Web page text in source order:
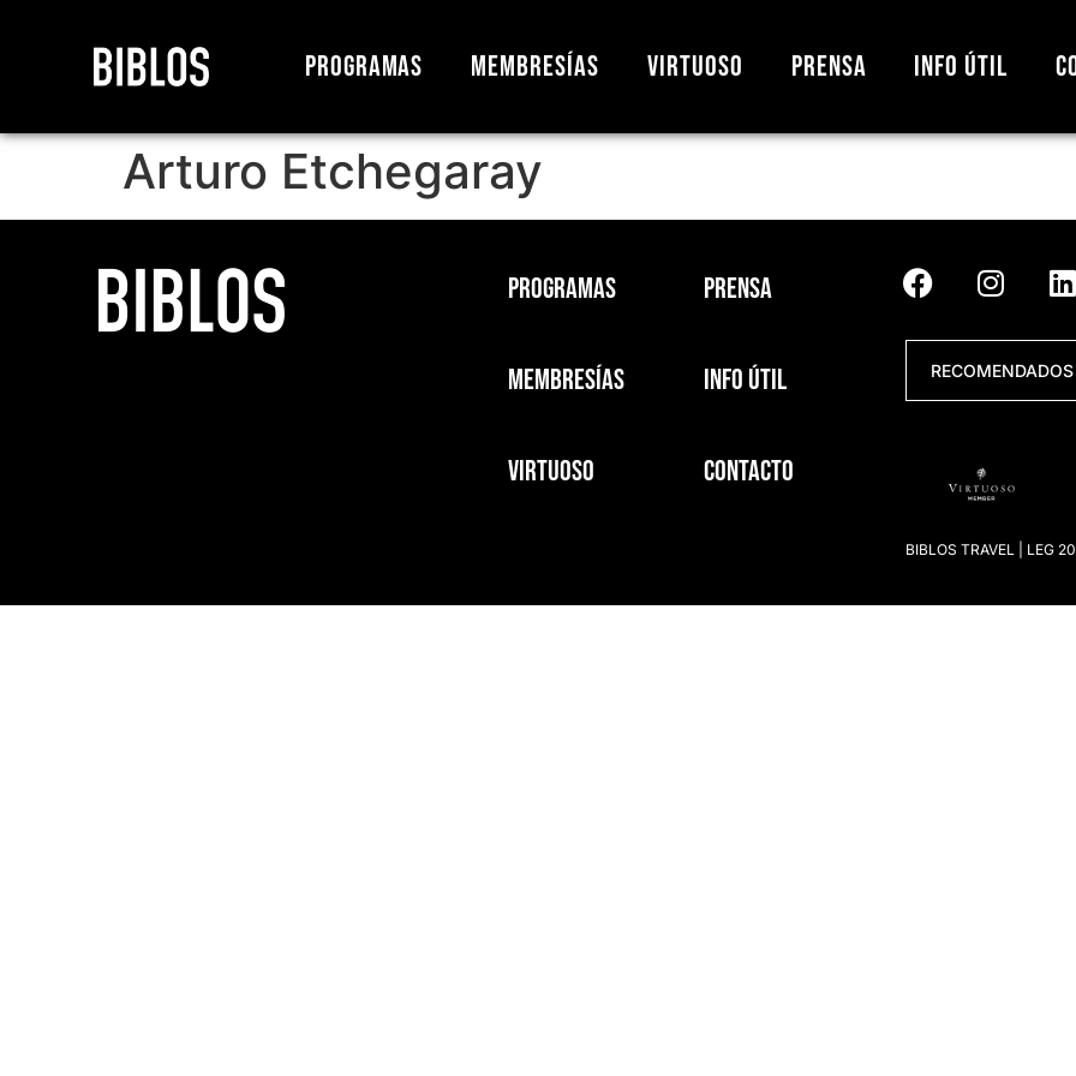
Programas Membresías Virtuoso Prensa Info útil
Arturo Etchegaray
Programas
Membresías
Virtuoso
Prensa
Info útil
Contacto
BIBLOS TRAVEL | LEG